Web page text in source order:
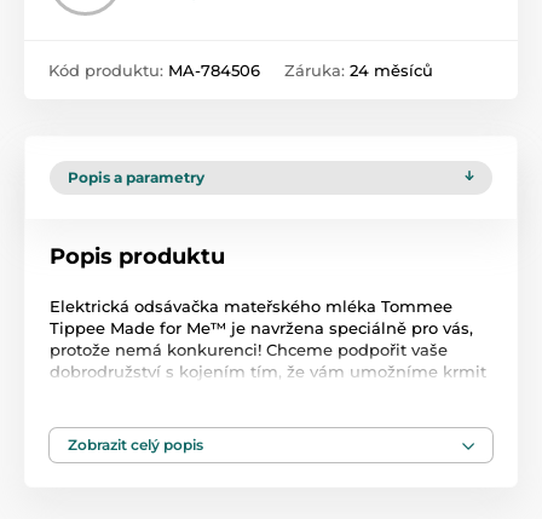
Kód produktu: MA-784506 Záruka: 24 měsíců
Popis a parametry
Popis produktu
Elektrická odsávačka mateřského mléka Tommee
Tippee Made for Me™ je navržena speciálně pro vás,
protože nemá konkurenci! Chceme podpořit vaše
dobrodružství s kojením tím, že vám umožníme krmit
extrémně tichá. Stačí jej nabít, cítit se pohodlně a
používat 5 masážních režimů a 9 expresních režimů,
Zobrazit celý popis